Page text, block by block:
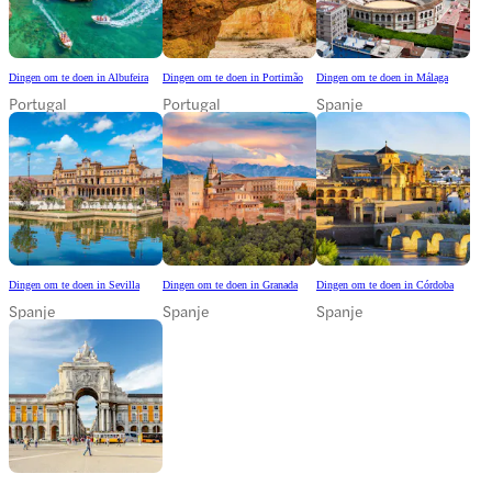
Dingen om te doen in Albufeira
Portugal
Dingen om te doen in Portimão
Portugal
Dingen om te doen in Málaga
Spanje
Dingen om te doen in Sevilla
Spanje
Dingen om te doen in Granada
Spanje
Dingen om te doen in Córdoba
Spanje